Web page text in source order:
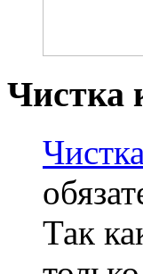
Чистка
Так